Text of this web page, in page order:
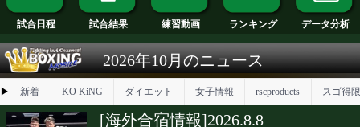
試合日程 試合結果 練習動画 ランキング
2026年10月のニュース